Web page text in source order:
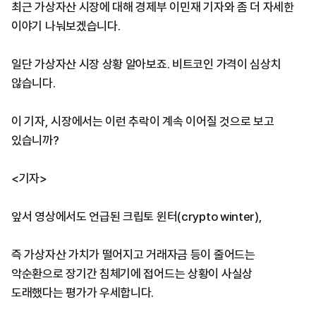
​최근 가상자산 시장에 대해 경제부 이민재 기자와 좀 더 자세한
이야기 나눠보겠습니다.
일단 가상자산 시장 상황 알아보죠. 비트코인 가격이 심상치
않습니다.
이 기자, 시장에서는 이런 추락이 계속 이어질 것으로 보고
있습니까?
<기자>
앞서 영상에서도 언급된 크립토 윈터(crypto winter),
즉 가상자산 가치가 떨어지고 거래자금 등이 줄어드는
악순환으로 장기간 침체기에 접어드는 상황이 사실상
도래했다는 평가가 우세합니다.